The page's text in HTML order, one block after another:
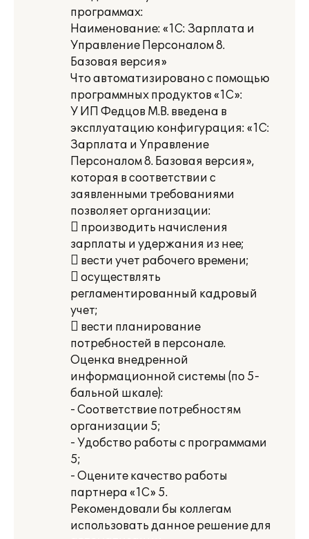
программах:
Наименование: «1С: Зарплата и
Управление Персоналом 8.
Базовая версия»
Что автоматизировано с помощью
программных продуктов «1С»:
У ИП Федцов М.В. введена в
эксплуатацию конфигурация: «1С:
Зарплата и Управление
Персоналом 8. Базовая версия»,
которая в соответствии с
заявленными требованиями
позволяет организации:
 производить начисления
зарплаты и удержания из нее;
 вести учет рабочего времени;
 осуществлять
регламентированный кадровый
учет;
 вести планирование
потребностей в персонале.
Оценка внедренной
информационной системы (по 5-
бальной шкале):
- Соответствие потребностям
организации 5;
- Удобство работы с программами
5;
- Оцените качество работы
партнера «1С» 5.
Рекомендовали бы коллегам
использовать данное решение для